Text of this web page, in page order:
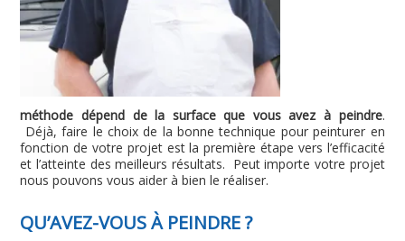
méthode dépend de la surface que vous avez à peindre.
Déjà, faire le choix de la bonne technique pour peinturer en
fonction de votre projet est la première étape vers l’efficacité
et l’atteinte des meilleurs résultats. Peut importe votre projet
nous pouvons vous aider à bien le réaliser.
QU’AVEZ-VOUS À PEINDRE ?